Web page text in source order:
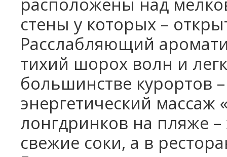
стены у которых –
Расслабляющий
тихий шорох волн и
большинстве курортов
энергетический массаж
лонгдринков на пляже
свежие соки, а в